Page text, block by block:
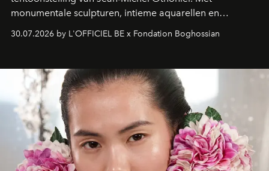
monumentale sculpturen, intieme aquarellen en
fonkelend Murano-glas creëert de Franse kunstenaar
een emotionele reis waarin elk werk de herinnering
moment van verwondering.
30.07.2026 by L'OFFICIEL BE x Fondation Boghossian